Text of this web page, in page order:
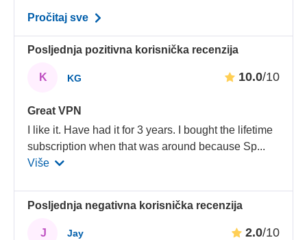
Pročitaj sve
Posljednja pozitivna korisnička recenzija
K KG 10.0/10
Great VPN
I like it. Have had it for 3 years. I bought the lifetime
subscription when that was around because Sp...
Više
Posljednja negativna korisnička recenzija
J Jay 2.0/10